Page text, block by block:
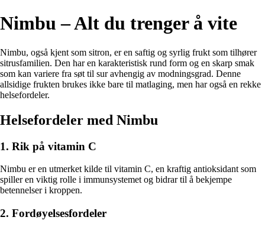
Nimbu – Alt du trenger å vite
Nimbu, også kjent som sitron, er en saftig og syrlig frukt som tilhører
sitrusfamilien. Den har en karakteristisk rund form og en skarp smak
som kan variere fra søt til sur avhengig av modningsgrad. Denne
allsidige frukten brukes ikke bare til matlaging, men har også en rekke
helsefordeler.
Helsefordeler med Nimbu
1. Rik på vitamin C
Nimbu er en utmerket kilde til vitamin C, en kraftig antioksidant som
spiller en viktig rolle i immunsystemet og bidrar til å bekjempe
betennelser i kroppen.
2. Fordøyelsesfordeler